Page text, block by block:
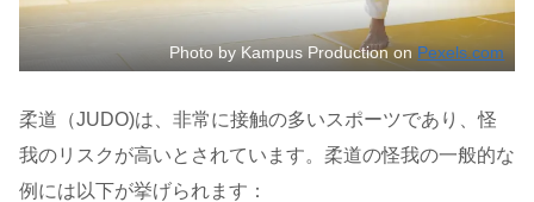
Photo by Kampus Production on Pexels.com
柔道（JUDO)は、非常に接触の多いスポーツであり、怪
我のリスクが高いとされています。柔道の怪我の一般的な
例には以下が挙げられます：